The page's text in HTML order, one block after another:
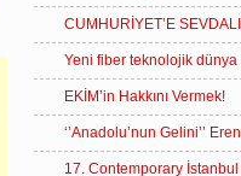
CUMHURİYET’E
Yeni fiber teknolojik dünya
EKİM’in Hakkını Vermek!
‘’Anadolu’nun Gelini’’
17. Contemporary İstanbul